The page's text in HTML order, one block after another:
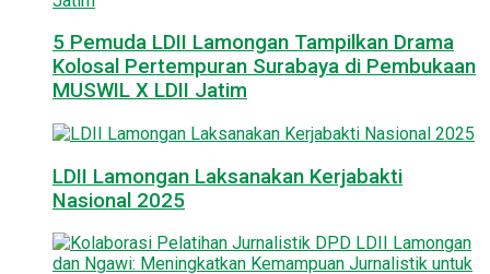
5 Pemuda LDII Lamongan Tampilkan Drama
Kolosal Pertempuran Surabaya di Pembukaan
MUSWIL X LDII Jatim
LDII Lamongan Laksanakan Kerjabakti
Nasional 2025